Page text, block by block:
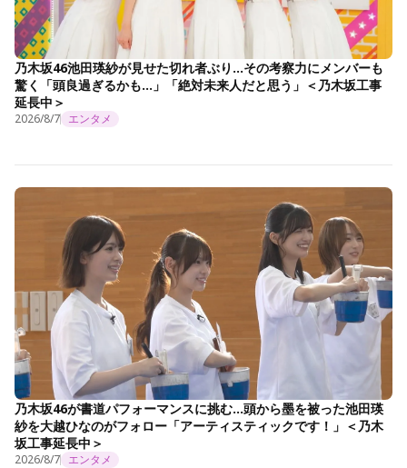
乃木坂46池田瑛紗が見せた切れ者ぶり…その考察力にメンバーも
驚く「頭良過ぎるかも…」「絶対未来人だと思う」＜乃木坂工事
延長中＞
2026/8/7 エンタメ
乃木坂46が書道パフォーマンスに挑む…頭から墨を被った池田瑛
紗を大越ひなのがフォロー「アーティスティックです！」＜乃木
坂工事延長中＞
2026/8/7 エンタメ